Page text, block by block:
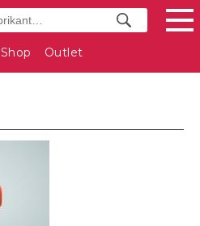
Shop Outlet